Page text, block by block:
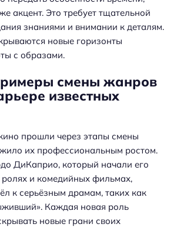
акцент. Это требует тщательной
знаниями и внимании к деталям.
новые горизонты
с образами.
смены жанров
известных
прошли через этапы смены
их профессиональным ростом.
ДиКаприо, который начали его
и комедийных фильмах,
к серьёзным драмам, таких как
Каждая новая роль
новые грани своих